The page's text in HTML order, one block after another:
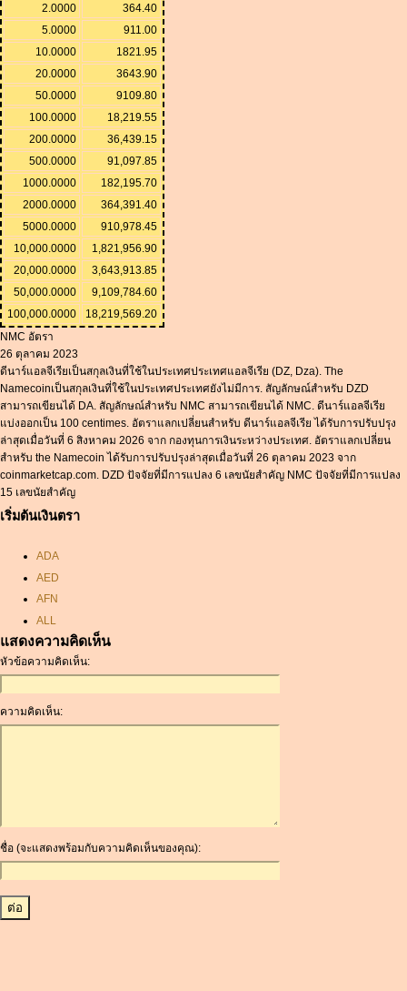
2.0000
364.40
5.0000
911.00
10.0000
1821.95
20.0000
3643.90
50.0000
9109.80
100.0000
18,219.55
200.0000
36,439.15
500.0000
91,097.85
1000.0000
182,195.70
2000.0000
364,391.40
5000.0000
910,978.45
10,000.0000
1,821,956.90
20,000.0000
3,643,913.85
50,000.0000
9,109,784.60
100,000.0000
18,219,569.20
NMC อัตรา
26 ตุลาคม 2023
ดีนาร์แอลจีเรียเป็นสกุลเงินที่ใช้ในประเทศประเทศแอลจีเรีย (DZ, Dza). The
Namecoinเป็นสกุลเงินที่ใช้ในประเทศประเทศยังไม่มีการ. สัญลักษณ์สำหรับ DZD
สามารถเขียนได้ DA. สัญลักษณ์สำหรับ NMC สามารถเขียนได้ NMC. ดีนาร์แอลจีเรีย
แบ่งออกเป็น 100 centimes. อัตราแลกเปลี่ยนสำหรับ ดีนาร์แอลจีเรีย ได้รับการปรับปรุง
ล่าสุดเมื่อวันที่ 6 สิงหาคม 2026 จาก กองทุนการเงินระหว่างประเทศ. อัตราแลกเปลี่ยน
สำหรับ the Namecoin ได้รับการปรับปรุงล่าสุดเมื่อวันที่ 26 ตุลาคม 2023 จาก
coinmarketcap.com. DZD ปัจจัยที่มีการแปลง 6 เลขนัยสำคัญ NMC ปัจจัยที่มีการแปลง
15 เลขนัยสำคัญ
เริ่มต้นเงินตรา
ADA
AED
AFN
ALL
AMD
ANC
AOA
ARDR
BAM
แสดงความคิดเห็น
หัวข้อความคิดเห็น:
ความคิดเห็น:
ชื่อ (จะแสดงพร้อมกับความคิดเห็นของคุณ):